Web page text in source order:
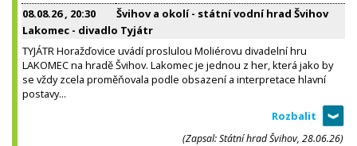
08.08.26, 20:30
Švihov a okolí - státní vodní hrad Švihov
Lakomec - divadlo Tyjátr
TYJÁTR Horažďovice uvádí proslulou Moliérovu divadelní hru
LAKOMEC na hradě Švihov. Lakomec je jednou z her, která jako by
se vždy zcela proměňovala podle obsazení a interpretace hlavní
postavy...
(Zapsal: Státní hrad Švihov, 28.06.26)